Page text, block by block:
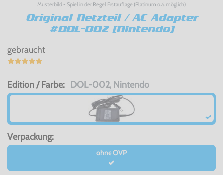
Musterbild - Spiel in der Regel Erstauflage (Platinum o.ä. möglich)
Original Netzteil / AC Adapter
#DOL-002 [Nintendo]
gebraucht
Edition / Farbe: DOL-002, Nintendo
Verpackung:
ohne OVP